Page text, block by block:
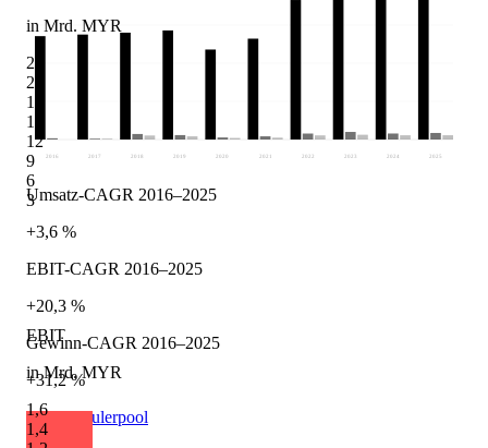
in Mrd. MYR
24
21
18
15
12
9
6
3
EBIT
in Mrd. MYR
1,6
1,4
2016 2017 2018 2019 2020 2021 2022 2023 2024 2025
Umsatz-CAGR 2016–2025
+3,6 %
EBIT-CAGR 2016–2025
+20,3 %
Gewinn-CAGR 2016–2025
+31,2 %
Quelle: Eulerpool